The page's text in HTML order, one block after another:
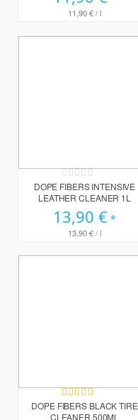
11,90 €/ l
Rating:
0%
DOPE FIBERS INTENSIVE
LEATHER CLEANER 1L
13,90 €
13,90 €/ l
Bewertung:
100%
DOPE FIBERS BLACK TIRE
CLEANER 500ML